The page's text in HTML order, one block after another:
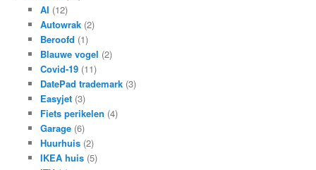
AI (12)
Autowrak(2)
Beroofd (1)
Blauwe vogel (2)
Covid-19(11)
DatePad trademark(3)
Easyjet(3)
Fiets perikelen (4)
Garage(6)
Huurhuis(2)
IKEA huis(5)